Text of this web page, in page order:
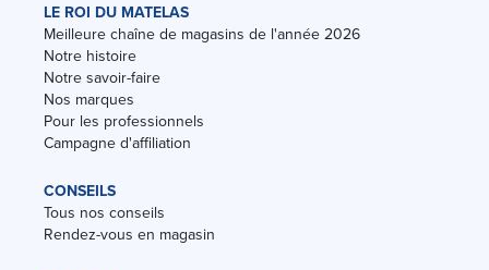
LE ROI DU MATELAS
Meilleure chaîne de magasins de l'année 2026
Notre histoire
Notre savoir-faire
Nos marques
Pour les professionnels
Campagne d'affiliation
CONSEILS
Tous nos conseils
Rendez-vous en magasin